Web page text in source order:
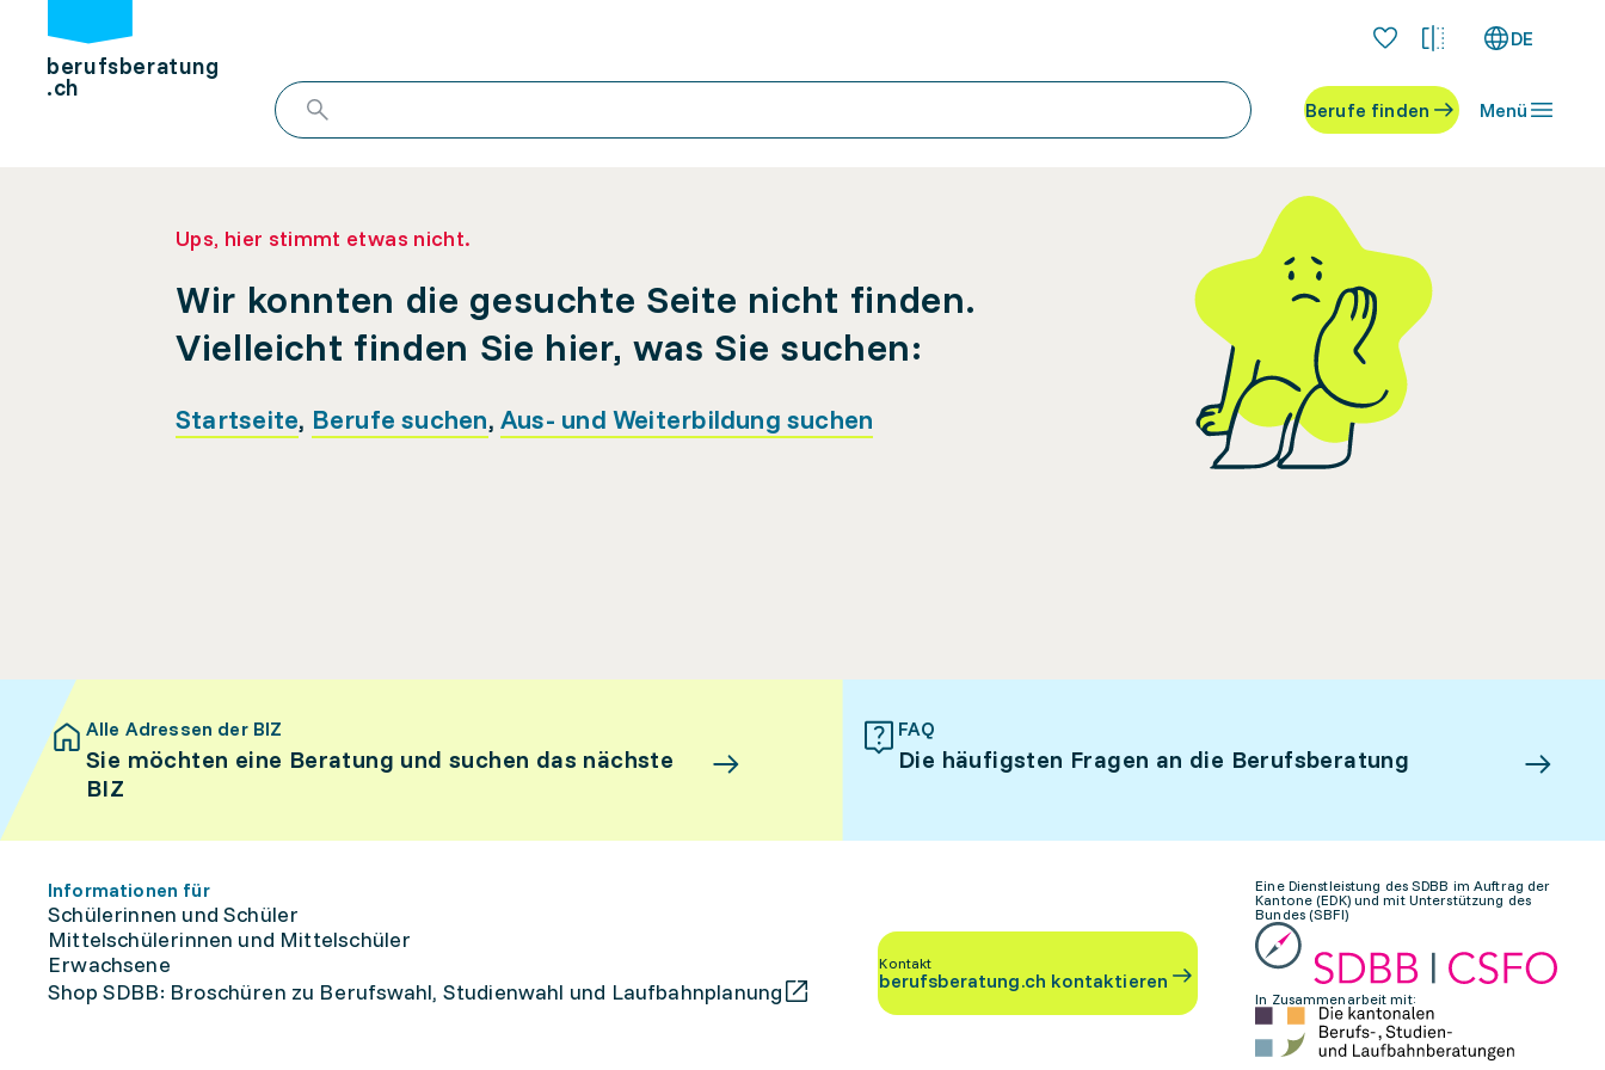
berufsberatung
.ch
DE
Berufe finden Menü
Ups, hier stimmt etwas nicht.
Wir konnten die gesuchte Seite nicht finden.
Vielleicht finden Sie hier, was Sie suchen:
Startseite, Berufe suchen, Aus- und Weiterbildung suchen
Alle Adressen der BIZ
Sie möchten eine Beratung und suchen das nächste
BIZ
FAQ
Die häufigsten Fragen an die Berufsberatung
Informationen für
Schülerinnen und Schüler
Mittelschülerinnen und Mittelschüler
Erwachsene
Shop SDBB: Broschüren zu Berufswahl, Studienwahl und Laufbahnplanung
Kontakt
berufsberatung.ch kontaktieren
Eine Dienstleistung des SDBB im Auftrag der
Kantone (EDK) und mit Unterstützung des
Bundes (SBFI)
In Zusammenarbeit mit: